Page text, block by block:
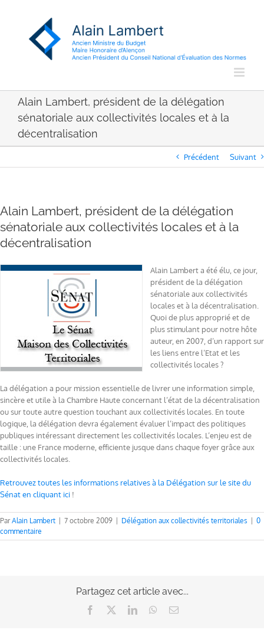
Alain Lambert, président de la délégation
sénatoriale aux collectivités locales et à la
décentralisation
Précédent Suivant
Alain Lambert, président de la délégation
sénatoriale aux collectivités locales et à la
décentralisation
Alain Lambert a été élu, ce jour,
président de la délégation
sénatoriale aux collectivités
locales et à la décentralisation.
Quoi de plus approprié et de
plus stimulant pour notre hôte
auteur, en 2007, d’un rapport sur
les liens entre l’Etat et les
collectivités locales ?
La délégation a pour mission essentielle de livrer une information simple,
sincère et utile à la Chambre Haute concernant l’état de la décentralisation
ou sur toute autre question touchant aux collectivités locales. En toute
logique, la délégation devra également évaluer l’impact des politiques
publiques intéressant directement les collectivités locales. L’enjeu est de
taille : une France moderne, efficiente jusque dans chaque foyer grâce aux
collectivités locales.
Retrouvez toutes les informations relatives à la Délégation sur le site du
Sénat en cliquant ici !
ParAlain Lambert 7 octobre 2009 Délégation aux collectivités territoriales
0
commentaire
Partagez cet article avec...
Facebook LinkedInWhatsApp
Email